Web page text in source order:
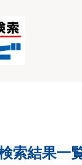
索結果一